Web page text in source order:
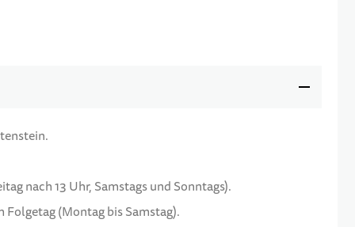
nach 13 Uhr, Samstags und Sonntags).
(Montag bis Samstag).